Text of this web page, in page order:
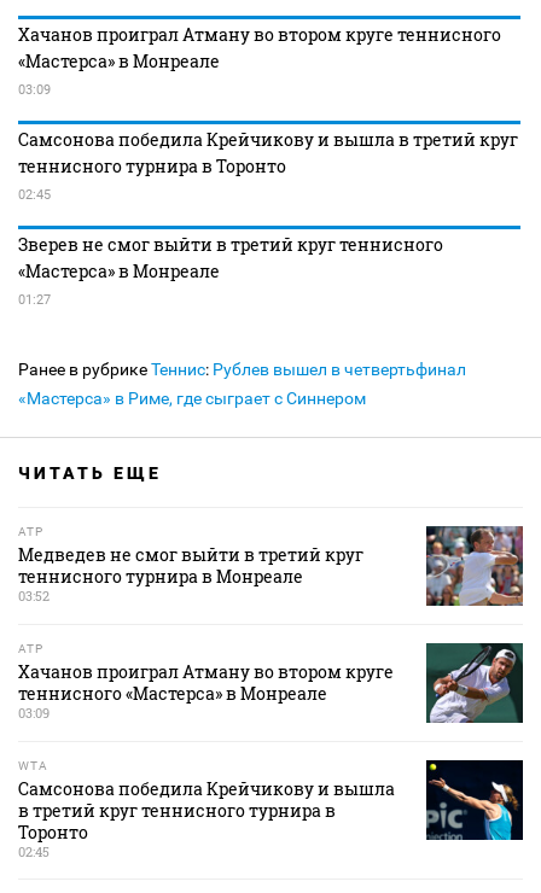
Хачанов проиграл Атману во втором круге теннисного
«Мастерса» в Монреале
03:09
Самсонова победила Крейчикову и вышла в третий круг
теннисного турнира в Торонто
02:45
Зверев не смог выйти в третий круг теннисного
«Мастерса» в Монреале
01:27
Ранее в рубрикеТеннис: Рублев вышел в четвертьфинал
«Мастерса» в Риме, где сыграет с Синнером
ЧИТАТЬ ЕЩЕ
ATP
Медведев не смог выйти в третий круг
теннисного турнира в Монреале
03:52
ATP
Хачанов проиграл Атману во втором круге
теннисного «Мастерса» в Монреале
03:09
WTA
Самсонова победила Крейчикову и вышла
в третий круг теннисного турнира в
Торонто
02:45